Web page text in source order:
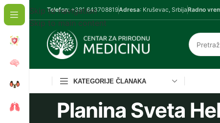
Skip to navigation
Skip to main content
Telefon: +381 643708819Adresa: Kruševac, SrbijaRadno
KATEGORIJE ČLANAKA
Planina Sveta